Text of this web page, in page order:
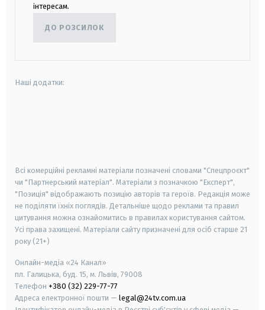
інтересам.
ДО РОЗСИЛОК
Наші додатки:
Всі комерційні рекламні матеріали позначені словами "Спецпроєкт"
чи "Партнерський матеріал". Матеріали з позначкою "Експерт",
"Позиція" відображають позицію авторів та героїв. Редакція може
не поділяти їхніх поглядів. Детальніше щодо реклами та правил
цитування можна ознайомитись в правилах користування сайтом.
Усі права захищені. Матеріали сайту призначені для осіб старше 21
року (21+)
Онлайн-медіа «24 Канал»
пл. Галицька, буд. 15, м. Львів, 79008
Телефон +380 (32) 229-77-77
Адреса електронної пошти — legal@24tv.com.ua